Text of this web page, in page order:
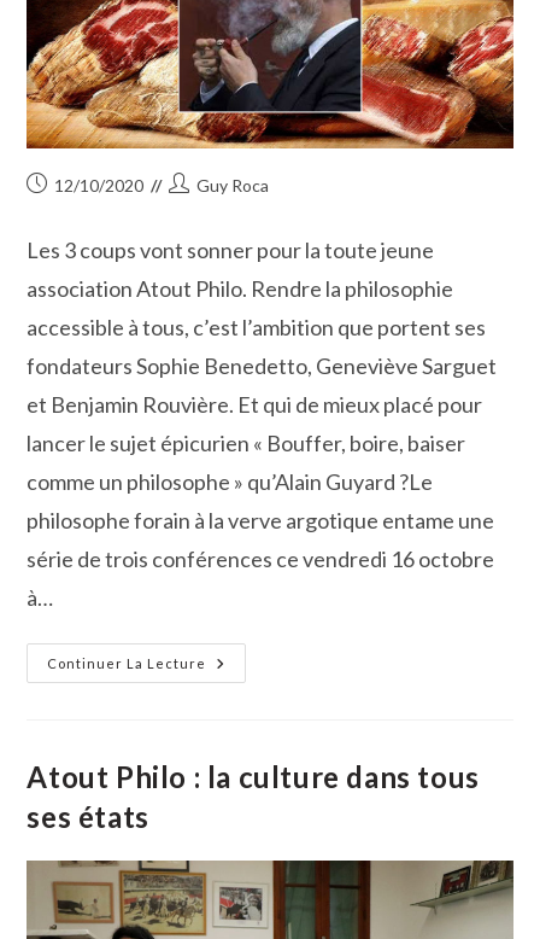
Publication
12/10/2020
Auteur/autrice
publication :
Guy Roca
Les 3 coups vont sonner pour la toute jeune
association Atout Philo. Rendre la philosophie
accessible à tous, c’est l’ambition que portent ses
fondateurs Sophie Benedetto, Geneviève Sarguet
et Benjamin Rouvière. Et qui de mieux placé pour
lancer le sujet épicurien « Bouffer, boire, baiser
comme un philosophe » qu’Alain Guyard ?Le
philosophe forain à la verve argotique entame une
série de trois conférences ce vendredi 16 octobre
à…
Continuer La Lecture
Alain
Guyard,
La
Saison
Atout Philo : la culture dans tous
ses états